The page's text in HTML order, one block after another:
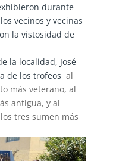
durante
vecinos y vecinas
la vistosidad de
la localidad, José
de los trofeos al
más veterano, al
antigua, y al
tres sumen más